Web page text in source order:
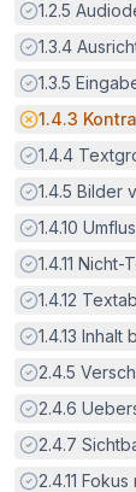
Erfüllt:
1.2.5
Erfüllt:
1.3.4
Erfüllt:
1.3.5
Potenzielle
1.4.3
Erfüllt:
1.4.4
Erfüllt:
1.4.5 Bilder
Erfüllt:
1.4.10
Erfüllt:
1.4.11 Nicht-
Erfüllt:
1.4.12
Erfüllt:
1.4.13 Inhalt
Erfüllt:
2.4.5
Erfüllt:
2.4.6
Erfüllt:
2.4.7
Erfüllt:
2.4.11 Fokus